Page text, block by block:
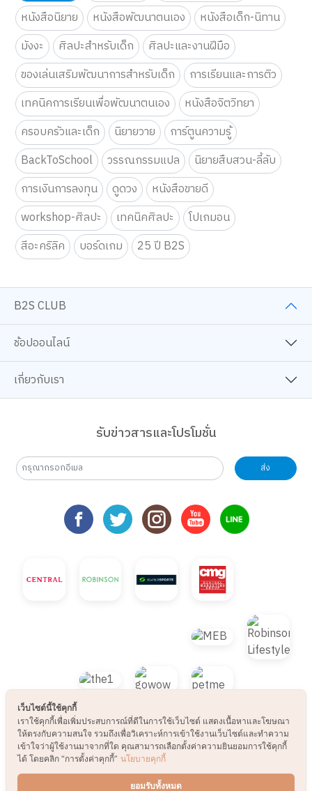
หนังสือนิยาย
หนังสือพัฒนาตนเอง
หนังสือเด็ก-นิทาน
มังงะ
ศิลปะสำหรับเด็ก
ศิลปะและงานฝีมือ
ของเล่นเสริมพัฒนาการสำหรับเด็ก
การเรียนและการติว
เทคนิคการเรียนเพื่อพัฒนาตนเอง
หนังสือจิตวิทยา
ครอบครัวและเด็ก
นิยายวาย
การ์ตูนความรู้
BackToSchool
วรรณกรรมแปล
นิยายสืบสวน-ลี้ลับ
การเงินการลงทุน
ดูดวง
หนังสือขายดี
workshop-ศิลปะ
เทคนิคศิลปะ
โปเกมอน
สีอะคริลิค
บอร์ดเกม 25 ปี B2S
B2S CLUB
ช้อปออนไลน์
เกี่ยวกับเรา
รับข่าวสารและโปรโมชั่น
ส่ง
© 2021 B2S CLUB, All rights reserved. Web
เว็บไซต์นี้ใช้คุกกี้
เราใช้คุกกี้เพื่อเพิ่มประสบการณ์ที่ดีในการใช้เว็บไซต์ แสดงเนื้อหาและโฆษณา
ให้ตรงกับความสนใจ รวมถึงเพื่อวิเคราะห์การเข้าใช้งานเว็บไซต์และทำความ
เข้าใจว่าผู้ใช้งานมาจากที่ใด คุณสามารถเลือกตั้งค่าความยินยอมการใช้คุกกี้
ได้ โดยคลิก “การตั้งค่าคุกกี้” นโยบายคุกกี้
ยอมรับทั้งหมด